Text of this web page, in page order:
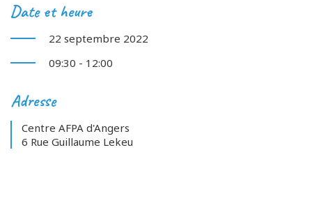
Date et heure
22 septembre 2022
09:30 - 12:00
Adresse
Centre AFPA d'Angers
6 Rue Guillaume Lekeu